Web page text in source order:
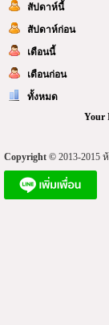
สัปดาห์นี้
สัปดาห์ก่อน
เดือนนี้
เดือนก่อน
ทั้งหมด
Your
Copyright © 2013-2015